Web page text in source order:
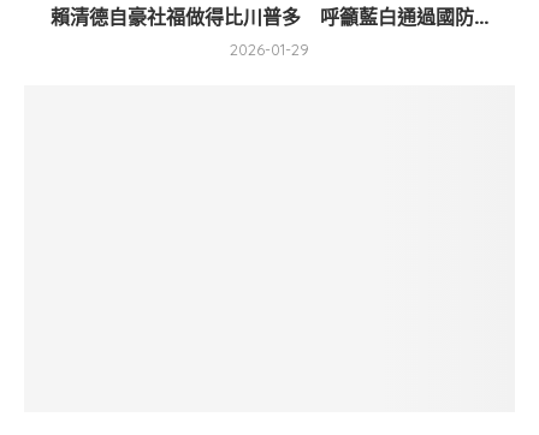
賴清德自豪社福做得比川普多 呼籲藍白通過國防...
2026-01-29